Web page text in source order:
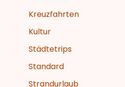
Kreuzfahrten
Kultur
Städtetrips
Standard
Strandurlaub